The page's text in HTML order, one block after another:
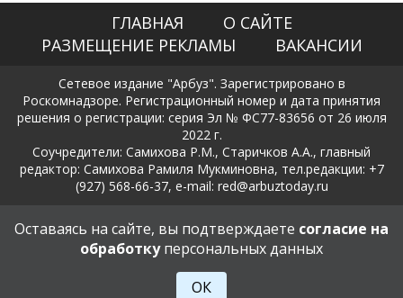
ГЛАВНАЯ
О САЙТЕ
РАЗМЕЩЕНИЕ РЕКЛАМЫ
ВАКАНСИИ
Сетевое издание "Арбуз". Зарегистрировано в
Роскомнадзоре. Регистрационный номер и дата принятия
решения о регистрации: серия Эл № ФС77-83656 от 26 июля
2022 г.
Соучредители: Самихова Р.М., Старичков А.А., главный
редактор: Самихова Рамиля Мукминовна, тел.редакции: +7
(927) 568-66-37, e-mail: red@arbuztoday.ru
Политика в отношении обработки и защиты персональных
данных
18+
Оставаясь на сайте, вы подтверждаете согласие на
обработкуперсональных данных
ОК